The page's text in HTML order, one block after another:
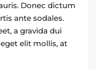
Donec dictum
ante sodales.
a gravida dui
elit mollis, at